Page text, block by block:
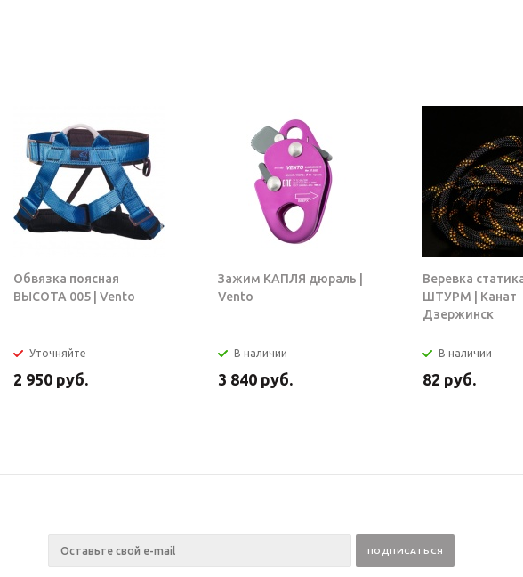
Обвязка поясная
ВЫСОТА 005 | Vento
Уточняйте
2 950 руб.
Зажим КАПЛЯ дюраль |
Vento
В наличии
3 840 руб.
Веревка
ШТУРМ | Канат
Дзержинск
В наличии
82 руб.